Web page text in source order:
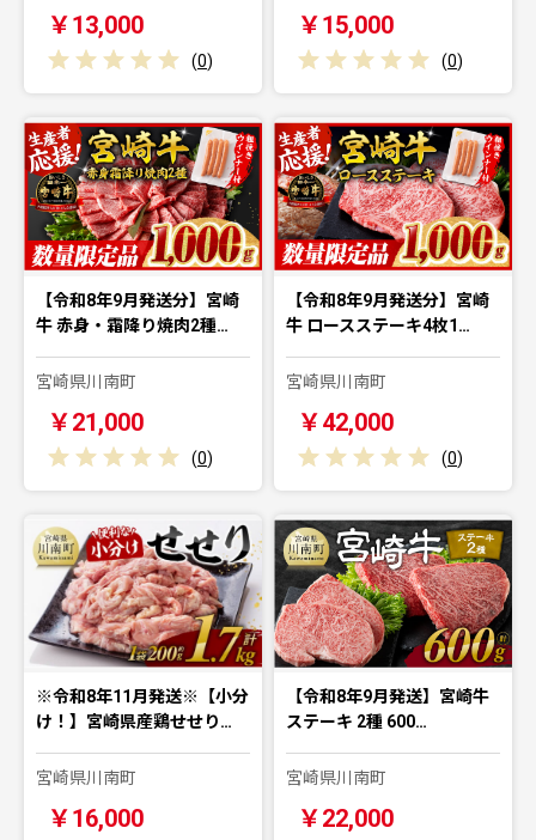
￥13,000
(0)
￥15,000
(0)
【令和8年9月発送分】宮崎
牛 赤身・霜降り焼肉2種…
宮崎県川南町
￥21,000
(0)
【令和8年9月発送分】宮崎
牛 ロースステーキ4枚1…
宮崎県川南町
￥42,000
(0)
※令和8年11月発送※【小分
け！】宮崎県産鶏せせり…
宮崎県川南町
￥16,000
【令和8年9月発送】宮崎牛
ステーキ 2種 600…
宮崎県川南町
￥22,000